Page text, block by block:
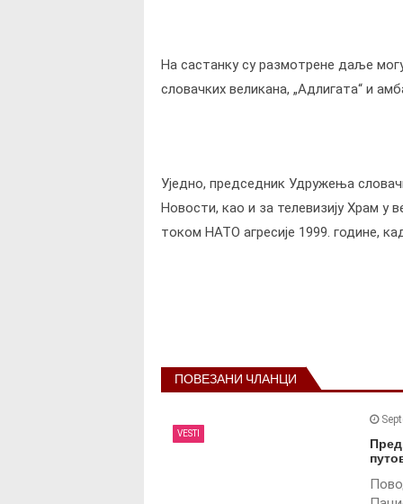
На састанку су размотрене даље
словачких великана, „Адлигата“ и
Уједно, председник Удружења
Новости, као и за телевизију Храм у
током НАТО агресије 1999. године,
P
o
ПОВЕЗАНИ ЧЛАНЦИ
VESTI